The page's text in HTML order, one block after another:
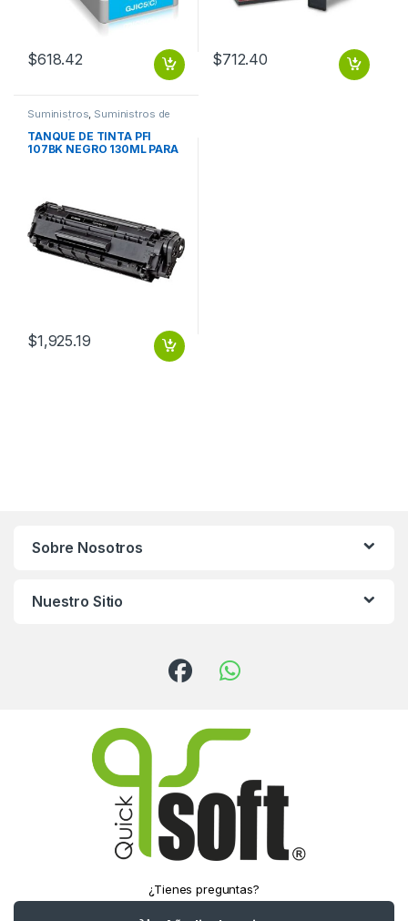
$618.42 $712.40
Suministros Suministros de
Impresión
TANQUE DE TINTA PFI
107BK NEGRO 130ML PARA
$1,925.19
Sobre Nosotros
Nuestro Sitio
¿Tienes preguntas?
¡Llámanos!